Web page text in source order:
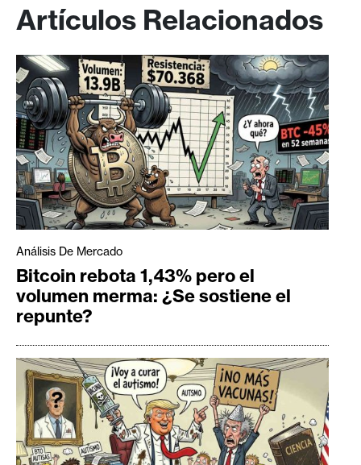
Artículos Relacionados
Análisis De Mercado
Bitcoin rebota 1,43% pero el
volumen merma: ¿Se sostiene el
repunte?